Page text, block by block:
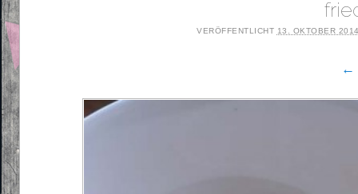
VERÖFFENTLICHT 13. OKTOBER
←